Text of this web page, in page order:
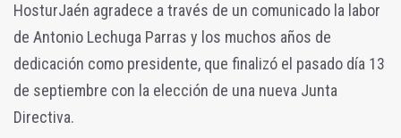
HosturJaén agradece a través de un comunicado la labor
de Antonio Lechuga Parras y los muchos años de
dedicación como presidente, que finalizó el pasado día 13
de septiembre con la elección de una nueva Junta
Directiva.